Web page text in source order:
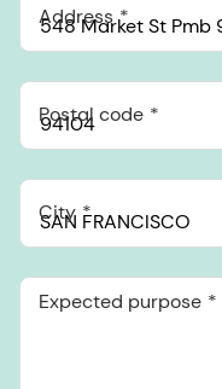
Address
Postal code
City
Expected purpose